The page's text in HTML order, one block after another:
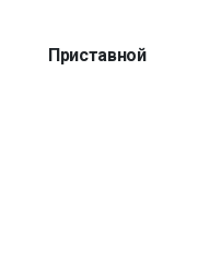
Приставной